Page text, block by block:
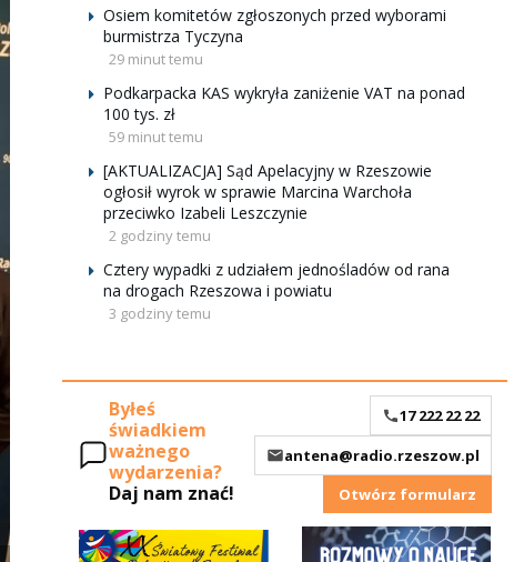
Osiem komitetów zgłoszonych przed wyborami
burmistrza Tyczyna
29 minut temu
Podkarpacka KAS wykryła zaniżenie VAT na ponad
100 tys. zł
59 minut temu
[AKTUALIZACJA] Sąd Apelacyjny w Rzeszowie
ogłosił wyrok w sprawie Marcina Warchoła
przeciwko Izabeli Leszczynie
2 godziny temu
Cztery wypadki z udziałem jednośladów od rana
na drogach Rzeszowa i powiatu
3 godziny temu
Byłeś
świadkiem
ważnego
wydarzenia?
Daj nam znać!
17 222 22 22
antena@radio.rzeszow.pl
Otwórz formularz